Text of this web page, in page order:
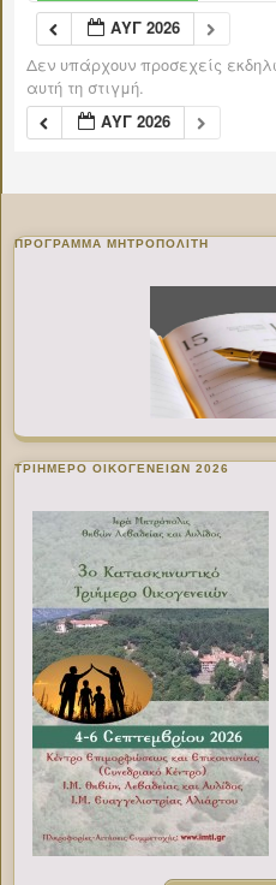
ΑΥΓ 2026
Δεν υπάρχουν προσεχείς
αυτή τη στιγμή.
ΑΥΓ 2026
ΠΡΌΓΡΑΜΜΑ ΜΗΤΡΟΠΟΛΊΤΗ
ΤΡΙΗΜΕΡΟ ΟΙΚΟΓΕΝΕΙΩΝ 2026